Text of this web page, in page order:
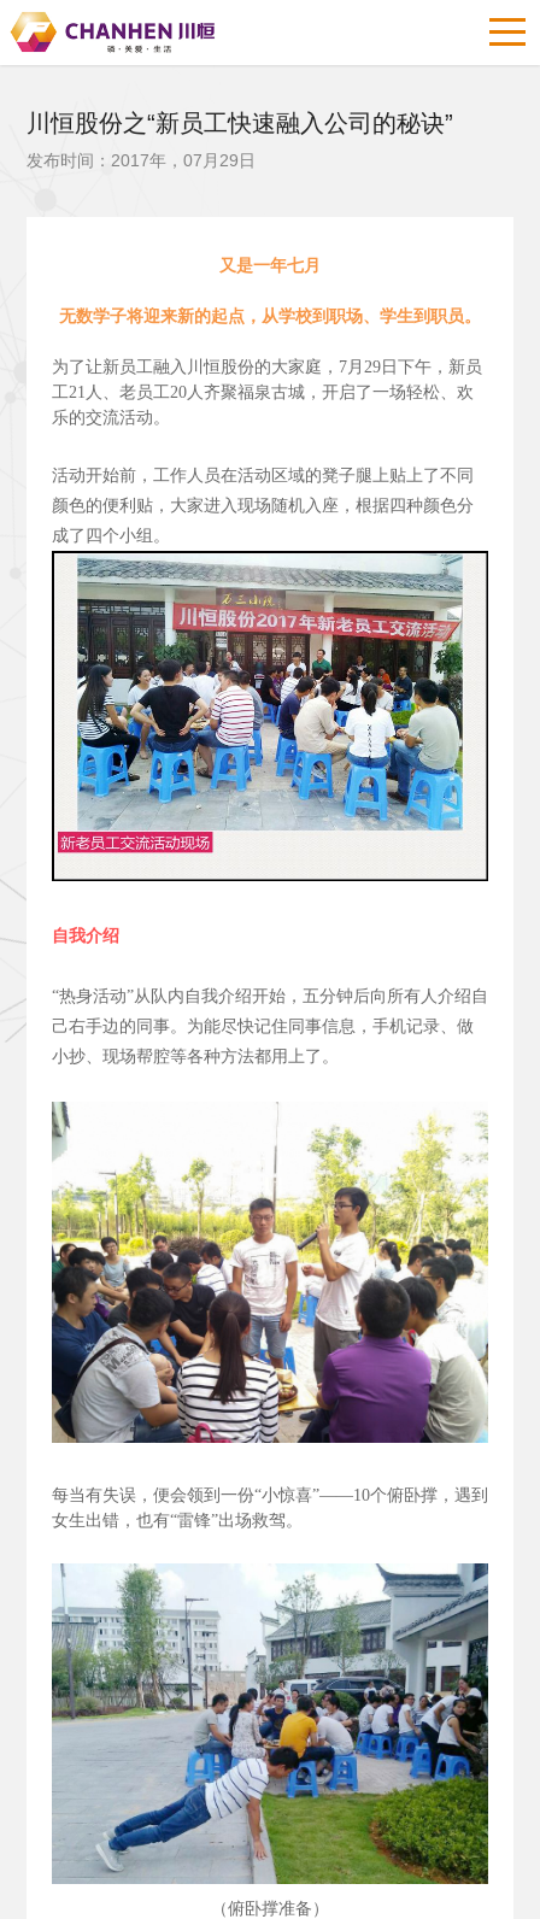
川恒股份之“新员工快速融入公司的秘诀”
发布时间：2017年，07月29日
又是一年七月
无数学子将迎来新的起点，从学校到职场、学生到职员。
为了让新员工融入川恒股份的大家庭，7月29日下午，新员
工21人、老员工20人齐聚福泉古城，开启了一场轻松、欢
乐的交流活动。
活动开始前，工作人员在活动区域的凳子腿上贴上了不同
颜色的便利贴，大家进入现场随机入座，根据四种颜色分
成了四个小组。
自我介绍
“热身活动”从队内自我介绍开始，五分钟后向所有人介绍自
己右手边的同事。为能尽快记住同事信息，手机记录、做
小抄、现场帮腔等各种方法都用上了。
每当有失误，便会领到一份“小惊喜”——10个俯卧撑，遇到
女生出错，也有“雷锋”出场救驾。
（俯卧撑准备 ）